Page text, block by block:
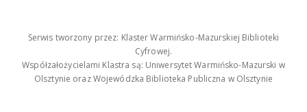
Serwis tworzony przez: Klaster Warmińsko-Mazurskiej Biblioteki
Cyfrowej.
Współzałożycielami Klastra są: Uniwersytet Warmińsko-Mazurski w
Olsztynie oraz Wojewódzka Biblioteka Publiczna w Olsztynie